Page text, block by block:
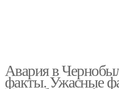
Авария в
факты. Ужасные